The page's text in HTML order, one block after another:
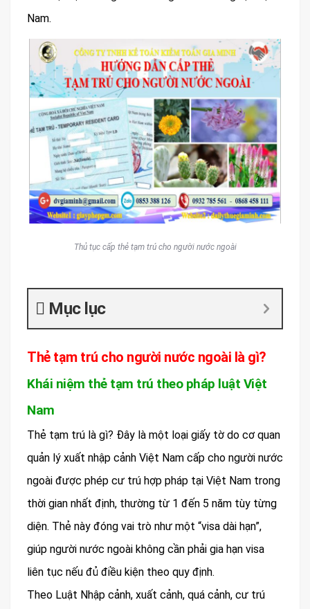
Nam.
Thủ tục cấp thẻ tạm trú cho người nước ngoài
Mục lục
Thẻ tạm trú cho người nước ngoài là gì?
Khái niệm thẻ tạm trú theo pháp luật Việt
Nam
Thẻ tạm trú là gì? Đây là một loại giấy tờ do cơ quan
quản lý xuất nhập cảnh Việt Nam cấp cho người nước
ngoài được phép cư trú hợp pháp tại Việt Nam trong
thời gian nhất định, thường từ 1 đến 5 năm tùy từng
diện. Thẻ này đóng vai trò như một “visa dài hạn”,
giúp người nước ngoài không cần phải gia hạn visa
liên tục nếu đủ điều kiện theo quy định.
Theo Luật Nhập cảnh, xuất cảnh, quá cảnh, cư trú